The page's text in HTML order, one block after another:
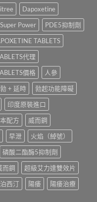
Dapoxetine
Power
PDE5抑制劑
TABLETS
代理
價格
人參
+ 延時
勃起功能障礙
印度原裝進口
配方
威而鋼
早泄
火焰（綽號）
磷酸二酯酶5抑制劑
而鋼
超級艾力達雙效片
西汀 陽痿
陽痿治療